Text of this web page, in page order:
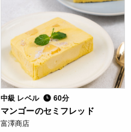
中級 レベル 60分
マンゴーのセミフレッド
富澤商店